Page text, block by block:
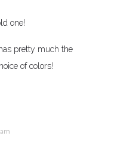
one!
pretty much the
of colors!